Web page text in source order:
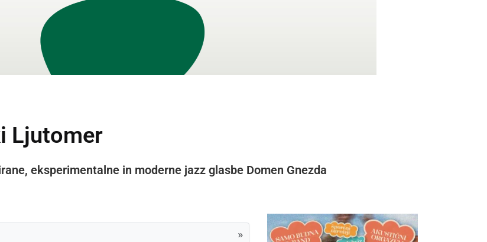
Ljutomer
eksperimentalne in moderne jazz glasbe Domen Gnezda
»